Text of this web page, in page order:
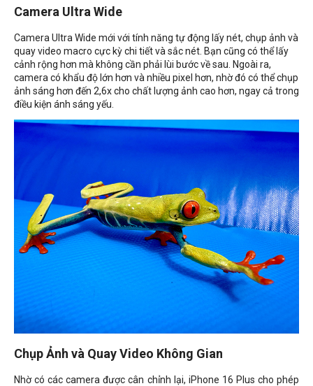
Camera Ultra Wide
Camera Ultra Wide mới với tính năng tự động lấy nét, chụp ảnh và
quay video macro cực kỳ chi tiết và sắc nét. Bạn cũng có thể lấy
cảnh rộng hơn mà không cần phải lùi bước về sau. Ngoài ra,
camera có khẩu độ lớn hơn và nhiều pixel hơn, nhờ đó có thể chụp
ảnh sáng hơn đến 2,6x cho chất lượng ảnh cao hơn, ngay cả trong
điều kiện ánh sáng yếu.
Chụp Ảnh và Quay Video Không Gian
Nhờ có các camera được cân chỉnh lại, iPhone 16 Plus cho phép